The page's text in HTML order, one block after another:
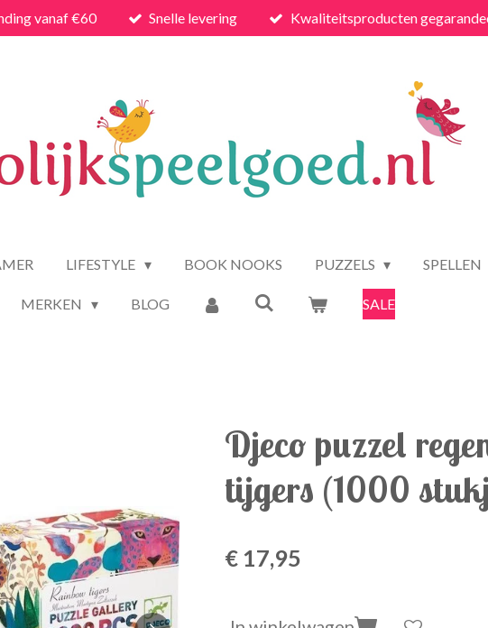
vanaf €60 Snelle levering Kwaliteitsproducten
LIFESTYLE BOOK NOOKS PUZZELS SPELLEN
MERKEN BLOG SALE
Djeco puzzel
tijgers (1000
€ 17,95